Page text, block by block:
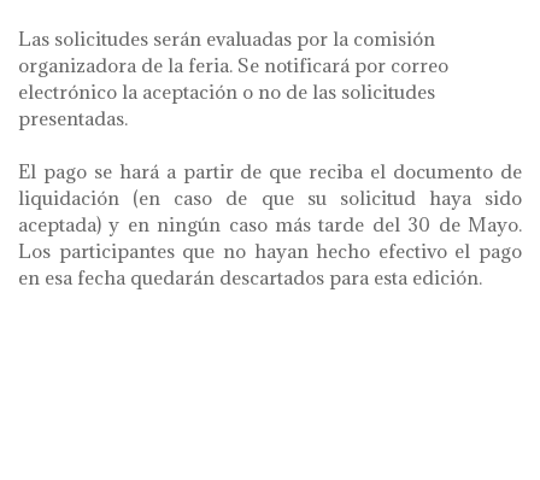
Las solicitudes serán evaluadas por la comisión
organizadora de la feria. Se notificará por correo
electrónico la aceptación o no de las solicitudes
presentadas.
El pago se hará a partir de que reciba el documento de
liquidación (en caso de que su solicitud haya sido
aceptada) y en ningún caso más tarde del 30 de Mayo.
Los participantes que no hayan hecho efectivo el pago
en esa fecha quedarán descartados para esta edición.